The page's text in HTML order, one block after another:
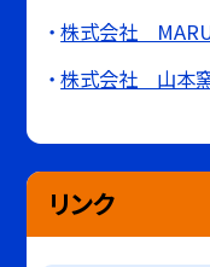
株式会社
株式会社 山本
リンク